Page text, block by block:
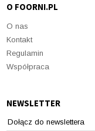
O FOORNI.PL
O nas
Kontakt
Regulamin
Współpraca
NEWSLETTER
Dołącz do newslettera